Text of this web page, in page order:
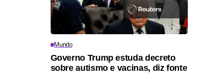
Mundo
Governo Trump estuda decreto
sobre autismo e vacinas, diz fonte